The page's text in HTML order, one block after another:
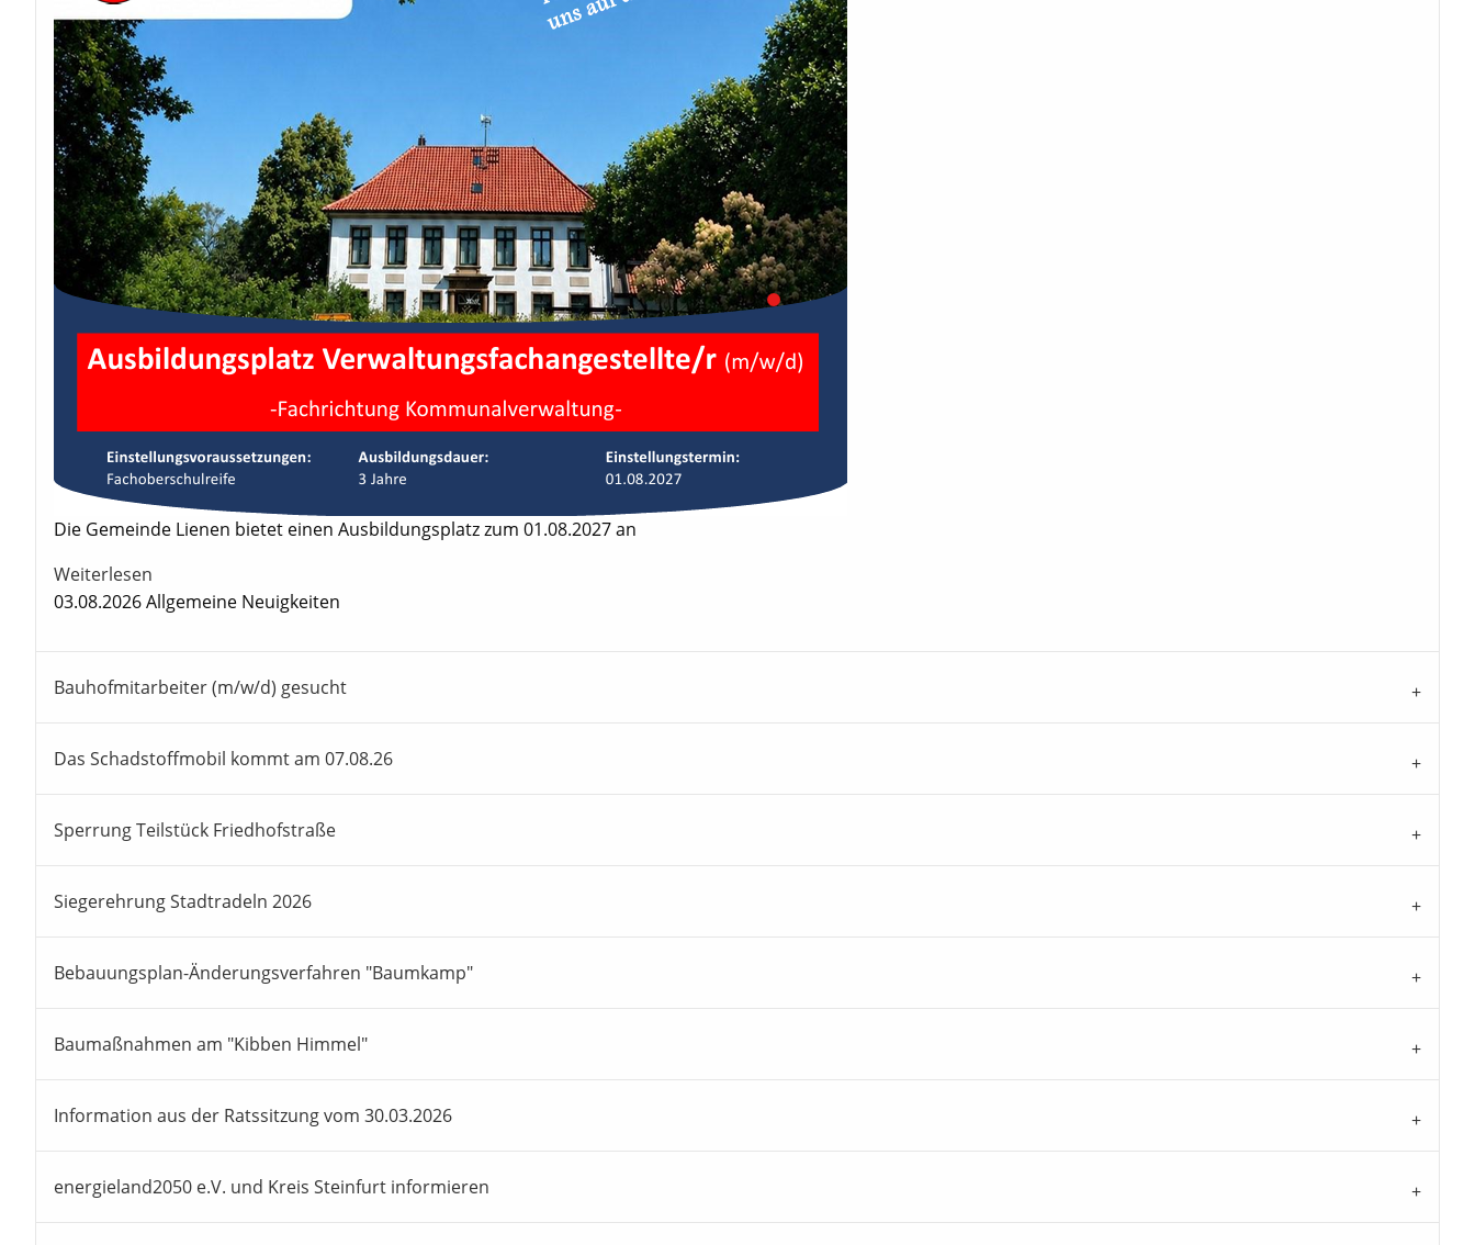
Die Gemeinde Lienen bietet einen Ausbildungsplatz zum 01.08.2027 an
Weiterlesen
03.08.2026Allgemeine Neuigkeiten
Bauhofmitarbeiter (m/w/d) gesucht
Das Schadstoffmobil kommt am 07.08.26
Sperrung Teilstück Friedhofstraße
Siegerehrung Stadtradeln 2026
Bebauungsplan-Änderungsverfahren "Baumkamp"
Baumaßnahmen am "Kibben Himmel"
Information aus der Ratssitzung vom 30.03.2026
energieland2050 e.V. und Kreis Steinfurt informieren